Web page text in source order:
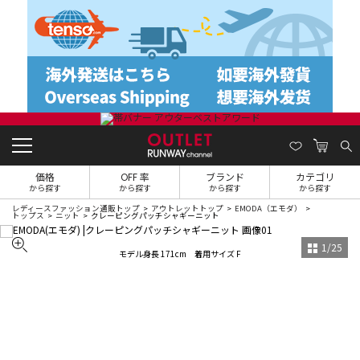
価格
から探す
OFF 率
から探す
ブランド
から探す
カテゴリ
から探す
レディースファッション通販トップ アウトレットトップ EMODA（エモダ）
トップス ニット クレーピングパッチシャギーニット
モデル身長 171cm 着用サイズ F 1 /25